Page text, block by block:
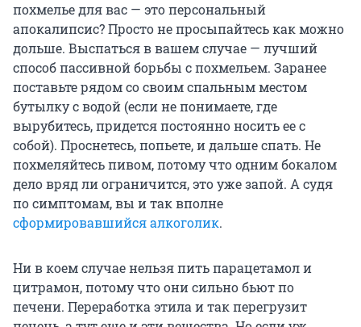
похмелье для вас — это персональный
апокалипсис? Просто не просыпайтесь как можно
дольше. Выспаться в вашем случае — лучший
способ пассивной борьбы с похмельем. Заранее
поставьте рядом со своим спальным местом
бутылку с водой (если не понимаете, где
вырубитесь, придется постоянно носить ее с
собой). Проснетесь, попьете, и дальше спать. Не
похмеляйтесь пивом, потому что одним бокалом
дело вряд ли ограничится, это уже запой. А судя
по симптомам, вы и так вполне
сформировавшийся алкоголик.
Ни в коем случае нельзя пить парацетамол и
цитрамон, потому что они сильно бьют по
печени. Переработка этила и так перегрузит